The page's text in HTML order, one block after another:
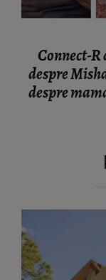
Connect-
despre
despre